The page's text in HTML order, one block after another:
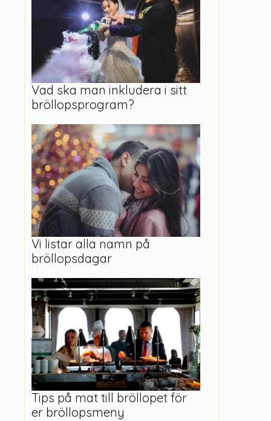
Vad ska man inkludera i sitt
bröllopsprogram?
Vi listar alla namn på
bröllopsdagar
Tips på mat till bröllopet för
er bröllopsmeny